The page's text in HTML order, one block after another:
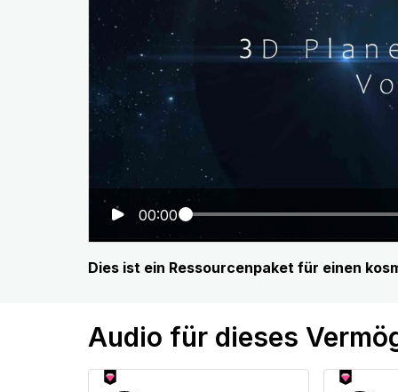
00:00
Dies ist ein Ressourcenpaket für einen
Audio für dieses